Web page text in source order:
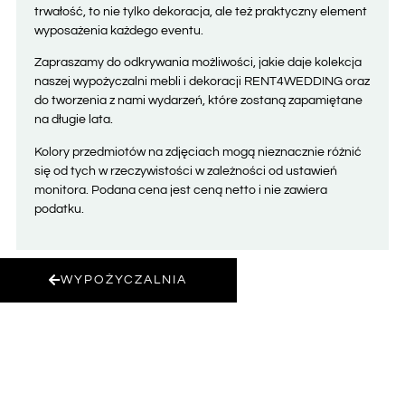
trwałość, to nie tylko dekoracja, ale też praktyczny element
wyposażenia każdego eventu.
Zapraszamy do odkrywania możliwości, jakie daje kolekcja
naszej wypożyczalni mebli i dekoracji RENT4WEDDING oraz
do tworzenia z nami wydarzeń, które zostaną zapamiętane
na długie lata.
Kolory przedmiotów na zdjęciach mogą nieznacznie różnić
się od tych w rzeczywistości w zależności od ustawień
monitora. Podana cena jest ceną netto i nie zawiera
podatku.
WYPOŻYCZALNIA